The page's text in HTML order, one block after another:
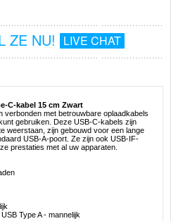
ZE NU! LIVE CHAT
C-kabel 15 cm Zwart
verbonden met betrouwbare oplaadkabels
gebruiken. Deze USB-C-kabels zijn
weerstaan, zijn gebouwd voor een lange
USB-A-poort. Ze zijn ook USB-IF-
prestaties met al uw apparaten.
Type A - mannelijk